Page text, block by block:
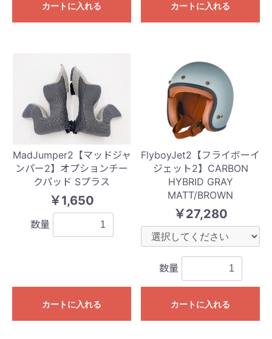
カートに入れる カートに入れる
MadJumper2【マッドジャ
ンパー2】オプションチー
クパッド Sプラス
￥1,650
数量
カートに入れる
FlyboyJet2【フライボーイ
ジェット2】CARBON
HYBRID GRAY
MATT/BROWN
￥27,280
数量
カートに入れる